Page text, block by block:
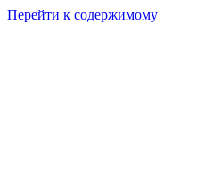
Перейти к содержимому